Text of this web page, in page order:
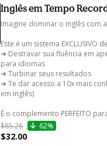
Inglês em Tempo
Imagine dominar o inglês com
Este é um sistema
➜ Destravar sua fluência em
para idiomas
➜ Turbinar seus resultados
➜ Te dar acesso a 10x mais
em inglês)
É o complemento PERFEITO
$85.26
62%
$32.00